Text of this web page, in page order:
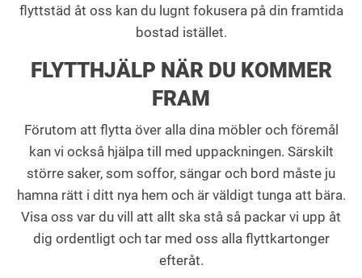
flyttstäd åt oss kan du lugnt fokusera på din framtida
bostad istället.
FLYTTHJÄLP NÄR DU KOMMER
FRAM
Förutom att flytta över alla dina möbler och föremål
kan vi också hjälpa till med uppackningen. Särskilt
större saker, som soffor, sängar och bord måste ju
hamna rätt i ditt nya hem och är väldigt tunga att bära.
Visa oss var du vill att allt ska stå så packar vi upp åt
dig ordentligt och tar med oss alla flyttkartonger
efteråt.